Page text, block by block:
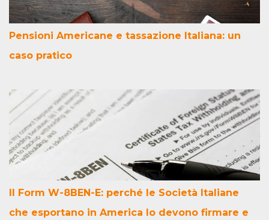
Pensioni Americane e tassazione Italiana: un
caso pratico
Il Form W-8BEN-E: perché le Società Italiane
che esportano in America lo devono firmare e